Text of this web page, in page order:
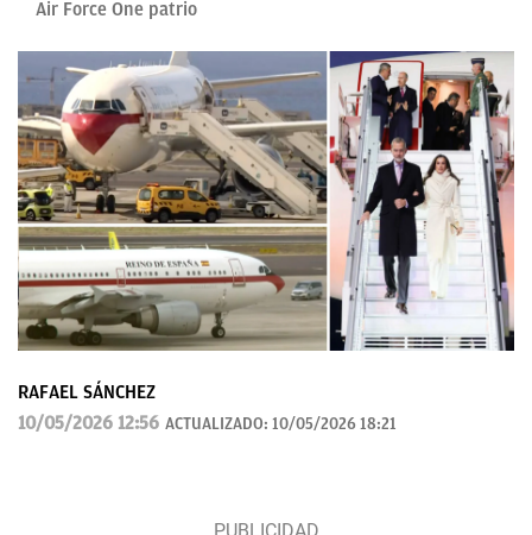
Air Force One patrio
RAFAEL SÁNCHEZ
10/05/2026 12:56 ACTUALIZADO: 10/05/2026 18:21